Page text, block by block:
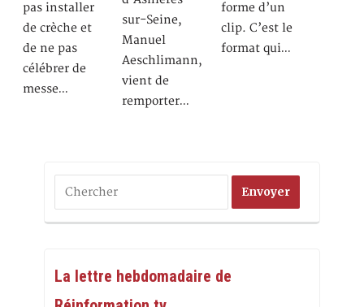
pas installer
de crèche et
de ne pas
célébrer de
messe…
sur-Seine,
Manuel
Aeschlimann,
vient de
remporter…
forme d’un
clip. C’est le
format qui…
La lettre hebdomadaire de